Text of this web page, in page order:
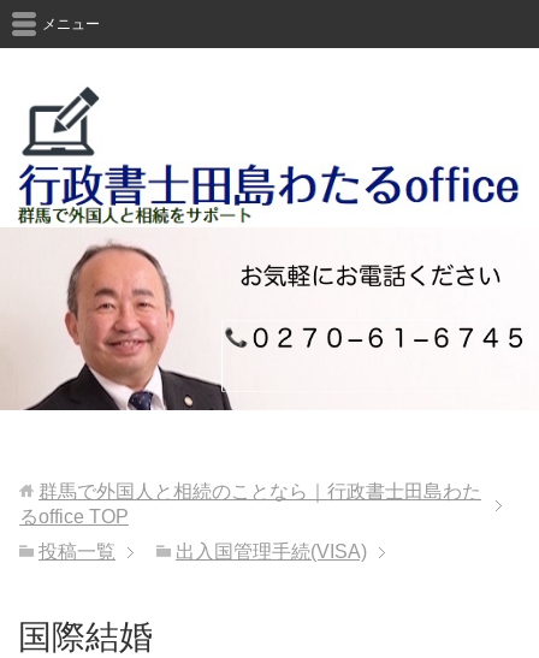
メニュー
群馬で外国人と相続のことなら｜行政書士田島わた
るoffice TOP
投稿一覧
出入国管理手続(VISA)
国際結婚